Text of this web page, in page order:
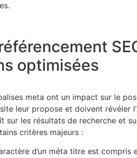
optimisées
meta ont un impact sur le
leur propose et doivent révéler
sur les résultats de recherche et
critères majeurs :
d’un méta titre est compris